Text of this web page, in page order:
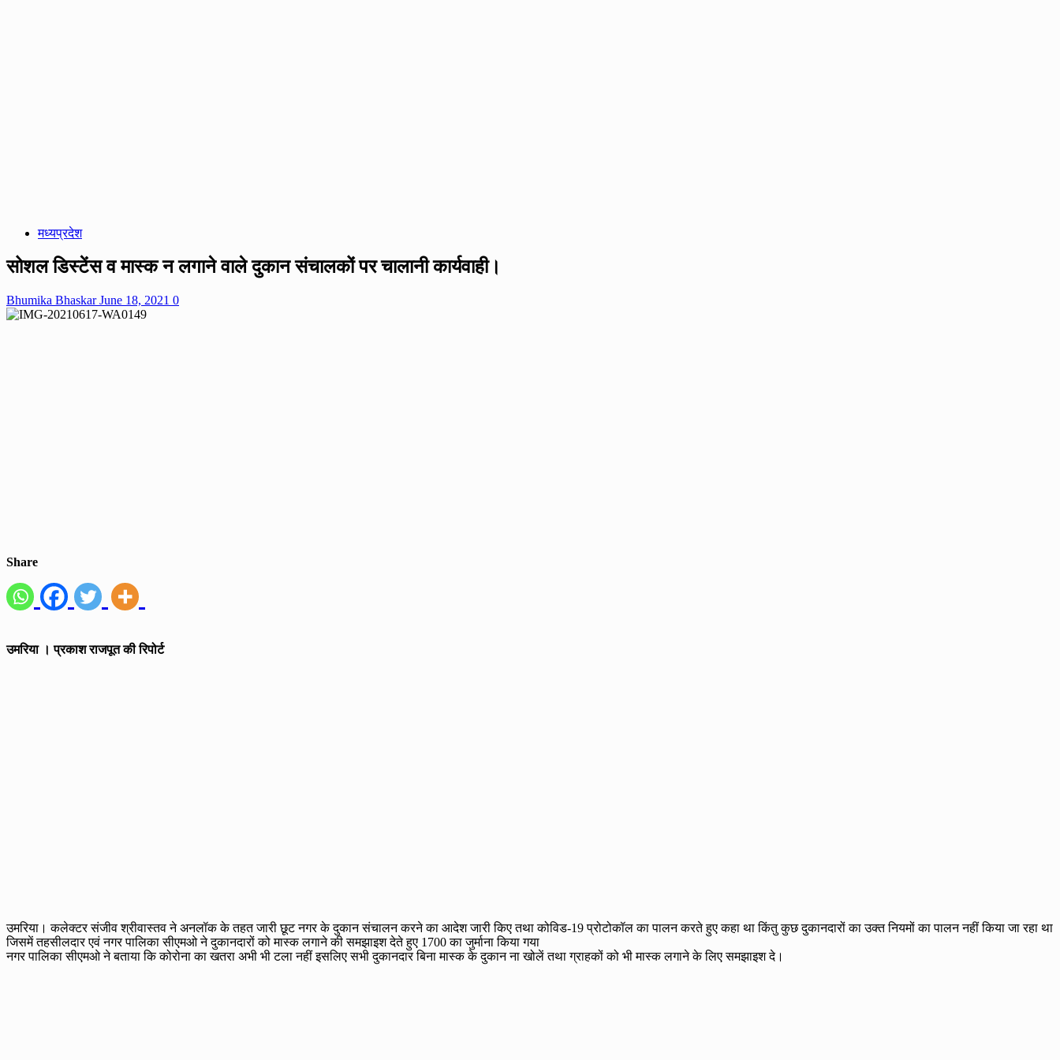
मध्यप्रदेश
सोशल डिस्टेंस व मास्क न लगाने वाले दुकान संचालकों पर चालानी कार्यवाही।
Bhumika BhaskarJune 18, 2021 0
Share
उमरिया । प्रकाश राजपूत की रिपोर्ट
उमरिया। कलेक्टर संजीव श्रीवास्तव ने अनलॉक के तहत जारी छूट नगर के दुकान संचालन करने का आदेश जारी किए तथा कोविड-19 प्रोटोकॉल का पालन करते हुए कहा था किंतु कुछ दुकानदारों का उक्त नियमों का पालन नहीं किया जा रहा था
जिसमें तहसीलदार एवं नगर पालिका सीएमओ ने दुकानदारों को मास्क लगाने की समझाइश देते हुए 1700 का जुर्माना किया गया
नगर पालिका सीएमओ ने बताया कि कोरोना का खतरा अभी भी टला नहीं इसलिए सभी दुकानदार बिना मास्क के दुकान ना खोलें तथा ग्राहकों को भी मास्क लगाने के लिए समझाइश दे।